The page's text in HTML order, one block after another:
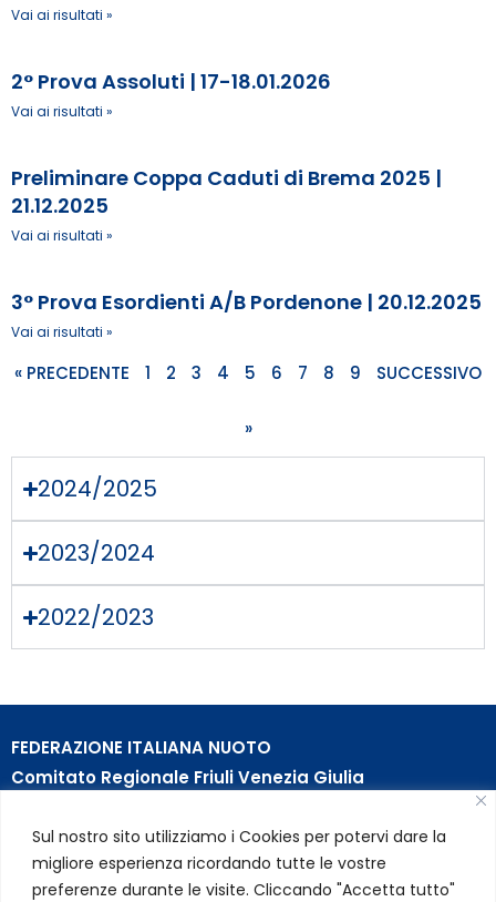
Sul nostro sito utilizziamo i Cookies per potervi dare la
migliore esperienza ricordando tutte le vostre
preferenze durante le visite. Cliccando "Accetta tutto"
Vai ai risultati »
2° Prova Assoluti | 17-18.01.2026
Vai ai risultati »
Preliminare Coppa Caduti di Brema 2025 |
21.12.2025
Vai ai risultati »
3° Prova Esordienti A/B Pordenone | 20.12.2025
Vai ai risultati »
« PRECEDENTE 1 2 3 4 5 6 7 8 9 SUCCESSIVO
»
2024/2025
2023/2024
2022/2023
FEDERAZIONE ITALIANA NUOTO
Comitato Regionale Friuli Venezia Giulia
Trieste (TS)
Partita Iva 01384031009
Codice Fiscale 05284670584